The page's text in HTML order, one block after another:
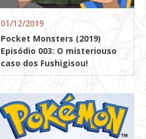
01/12/2019
Pocket Monsters (2019)
Episódio 003: O misteriouso
caso dos Fushigisou!